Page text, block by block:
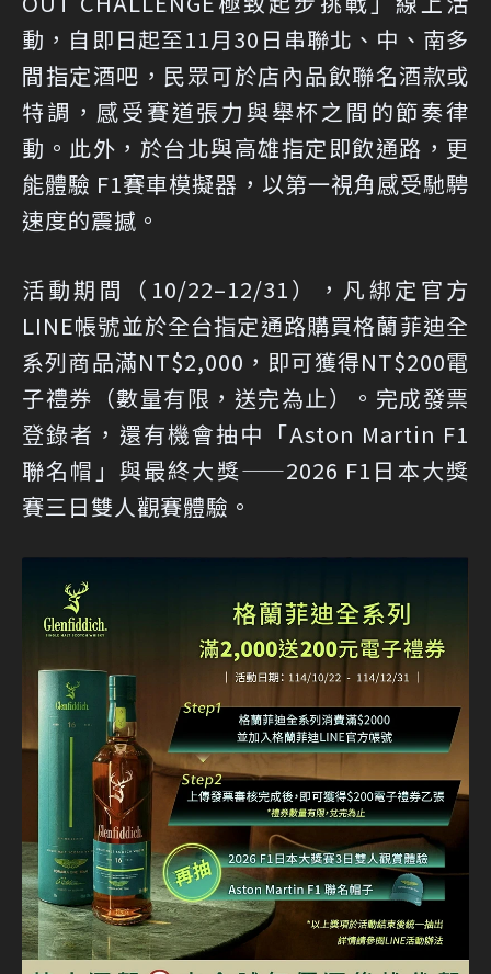
動，自即日起至11月30日串聯北、中、南多
間指定酒吧，民眾可於店內品飲聯名酒款或
特調，感受賽道張力與舉杯之間的節奏律
動。此外，於台北與高雄指定即飲通路，更
能體驗 F1賽車模擬器，以第一視角感受馳騁
速度的震撼。
活動期間（10/22–12/31），凡綁定官方
LINE帳號並於全台指定通路購買格蘭菲迪全
系列商品滿NT$2,000，即可獲得NT$200電
子禮券（數量有限，送完為止）。完成發票
登錄者，還有機會抽中「Aston Martin F1
聯名帽」與最終大獎——2026 F1日本大獎
賽三日雙人觀賽體驗。